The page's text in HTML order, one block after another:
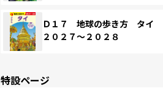
Ｄ１７ 地球の歩き方 タイ
２０２７～２０２８
特設ページ